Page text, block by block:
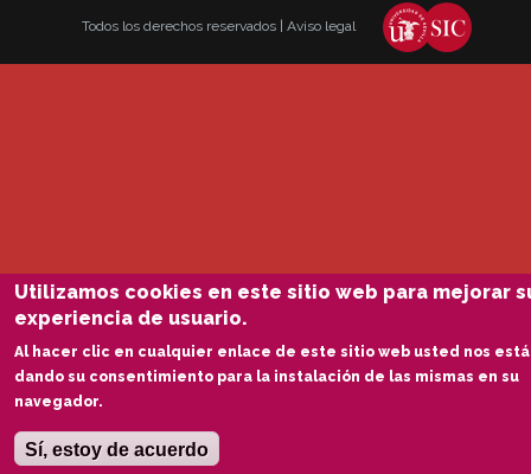
Todos los derechos reservados Aviso legal
Utilizamos cookies en este sitio web para mejorar
experiencia de usuario.
Al hacer clic en cualquier enlace de este sitio web usted nos está
dando su consentimiento para la instalación de las mismas en su
navegador.
Sí, estoy de acuerdo